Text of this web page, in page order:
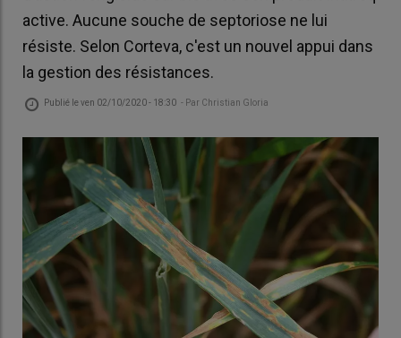
active. Aucune souche de septoriose ne lui
résiste. Selon Corteva, c'est un nouvel appui dans
la gestion des résistances.
Publié leven 02/10/2020 - 18:30 - Par Christian Gloria